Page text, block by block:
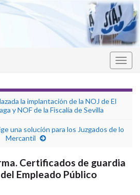
la implantación de la NOJ de El
y NOF de la Fiscalía de Sevilla
una solución para los Juzgados de lo
Mercantil
Certificados de guardia
Empleado Público